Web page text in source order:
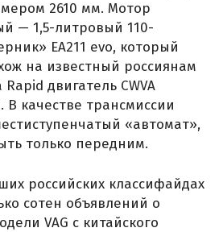
2610 мм. Мотор
— 1,5-литровый 110-
ЕА211 evo, который
на известный россиянам
двигатель CWVA
В качестве трансмиссии
«автомат»,
только передним.
российских классифайдах
сотен объявлений о
VAG с китайского